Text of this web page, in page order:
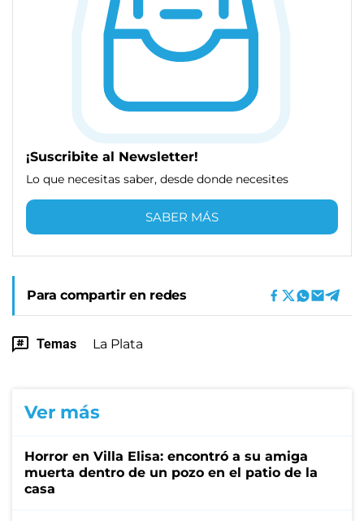
¡Suscribite al Newsletter!
Lo que necesitas saber, desde donde necesites
SABER MÁS
Para compartir en redes
Temas La Plata
Ver más
Horror en Villa Elisa: encontró a su amiga
muerta dentro de un pozo en el patio de la
casa